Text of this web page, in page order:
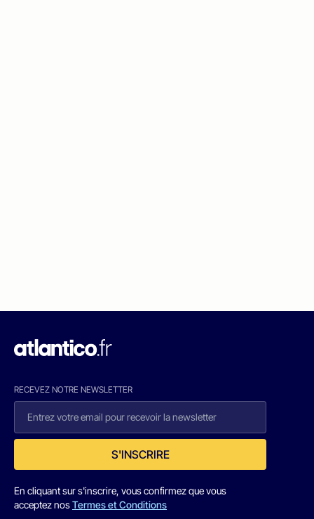
RECEVEZ NOTRE NEWSLETTER
S'INSCRIRE
En cliquant sur s'inscrire, vous confirmez que vous
acceptez nosTermes et Conditions